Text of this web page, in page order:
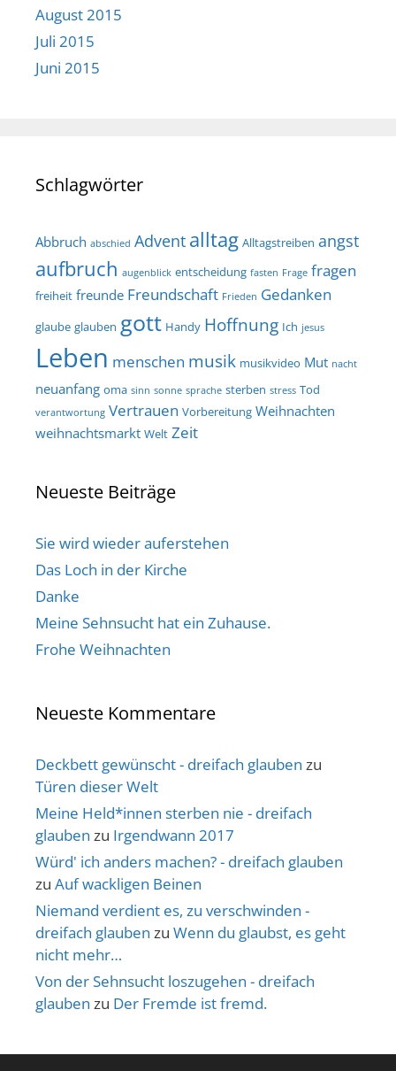
August 2015
Juli 2015
Juni 2015
Schlagwörter
Abbruch abschied Advent alltag Alltagstreiben angst
aufbruch augenblick entscheidung fasten Frage fragen
freiheit freunde Freundschaft Frieden Gedanken
glaube glauben gott Handy Hoffnung Ich jesus
Leben menschen musik musikvideo Mut nacht
neuanfang oma sinn sonne sprache sterben stress Tod
verantwortung Vertrauen Vorbereitung Weihnachten
weihnachtsmarkt Welt Zeit
Neueste Beiträge
Sie wird wieder auferstehen
Das Loch in der Kirche
Danke
Meine Sehnsucht hat ein Zuhause.
Frohe Weihnachten
Neueste Kommentare
Deckbett gewünscht - dreifach glauben zu
Türen dieser Welt
Meine Held*innen sterben nie - dreifach
glauben zu Irgendwann 2017
Würd' ich anders machen? - dreifach glauben
zu Auf wackligen Beinen
Niemand verdient es, zu verschwinden -
dreifach glauben zu Wenn du glaubst, es geht
nicht mehr…
Von der Sehnsucht loszugehen - dreifach
glauben zu Der Fremde ist fremd.